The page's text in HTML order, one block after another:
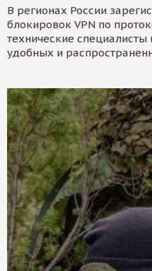
В регионах России
блокировок VPN по
технические
удобных и